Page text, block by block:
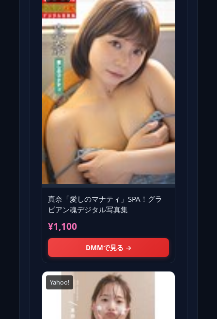
真奈「愛しのマナティ」SPA！グラ
ビアン魂デジタル写真集
¥1,100
DMMで見る →
Yahoo!